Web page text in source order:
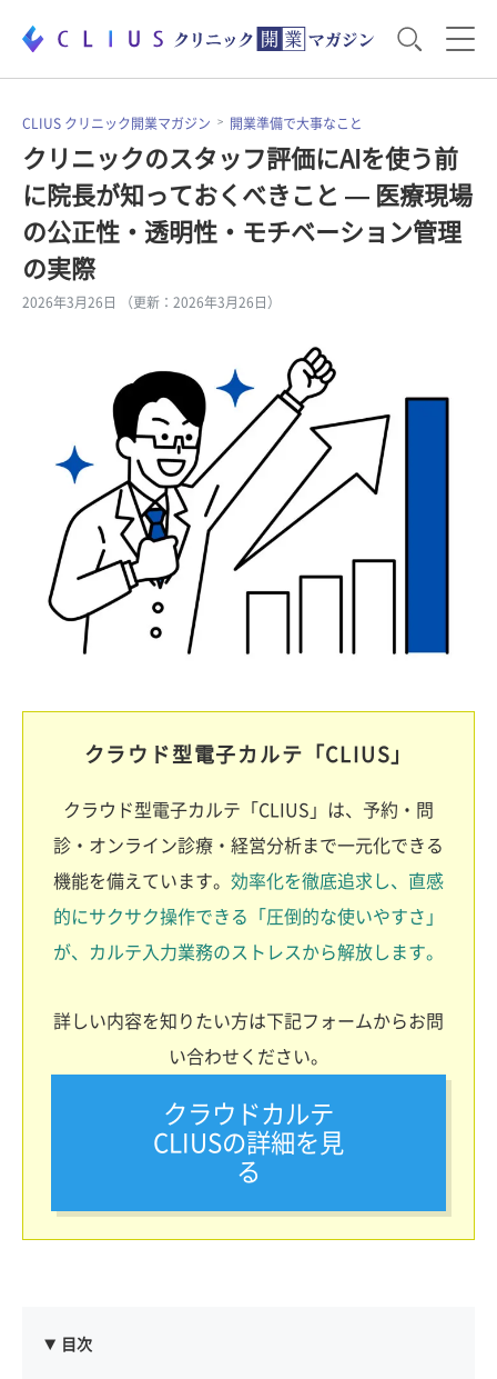
お役立ち資料 運営・経営のポイント
開業医のリアル 開業準備で大事なこと
電子カルテ・ICT
セミナー
CLIUS クリニック開業マガジン 開業準備で大事なこと
クリニックのスタッフ評価にAIを使う前
に院長が知っておくべきこと — 医療現場
の公正性・透明性・モチベーション管理
の実際
2026年3月26日 （更新：2026年3月26日）
クラウド型電子カルテ「CLIUS」
クラウド型電子カルテ「CLIUS」は、予約・問
診・オンライン診療・経営分析まで一元化できる
機能を備えています。 効率化を徹底追求し、直感
的にサクサク操作できる「圧倒的な使いやすさ」
が、カルテ入力業務のストレスから解放します。
詳しい内容を知りたい方は下記フォームからお問
い合わせください。
クラウドカルテ
CLIUSの詳細を見
る
目次